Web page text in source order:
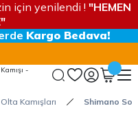
için yenilendi ! "HEMEN
Kargo Bedava!
Olta Kamışları Shimano